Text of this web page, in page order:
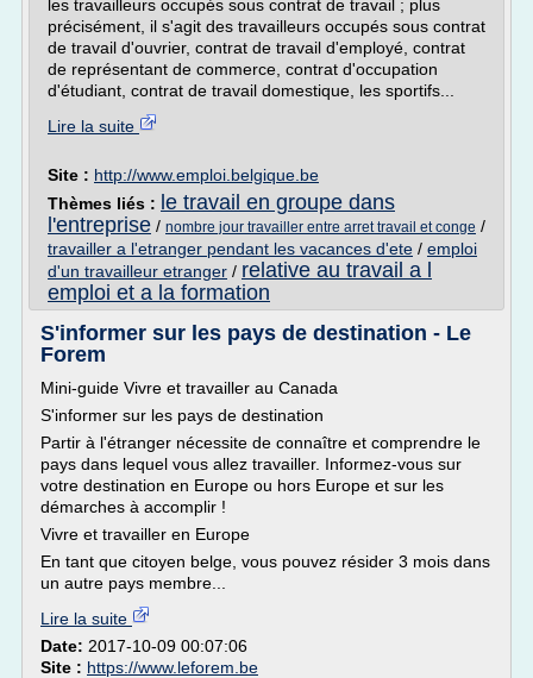
les travailleurs occupés sous contrat de travail ; plus
précisément, il s'agit des travailleurs occupés sous contrat
de travail d'ouvrier, contrat de travail d'employé, contrat
de représentant de commerce, contrat d'occupation
d'étudiant, contrat de travail domestique, les sportifs...
Lire la suite
Site : http://www.emploi.belgique.be
Thèmes liés : le travail en groupe dans
l'entreprise / nombre jour travailler entre arret travail et conge /
travailler a l'etranger pendant les vacances d'ete / emploi
d'un travailleur etranger / relative au travail a l
emploi et a la formation
S'informer sur les pays de destination - Le
Forem
Mini-guide Vivre et travailler au Canada
S'informer sur les pays de destination
Partir à l'étranger nécessite de connaître et comprendre le
pays dans lequel vous allez travailler. Informez-vous sur
votre destination en Europe ou hors Europe et sur les
démarches à accomplir !
Vivre et travailler en Europe
En tant que citoyen belge, vous pouvez résider 3 mois dans
un autre pays membre...
Lire la suite
Date: 2017-10-09 00:07:06
Site : https://www.leforem.be